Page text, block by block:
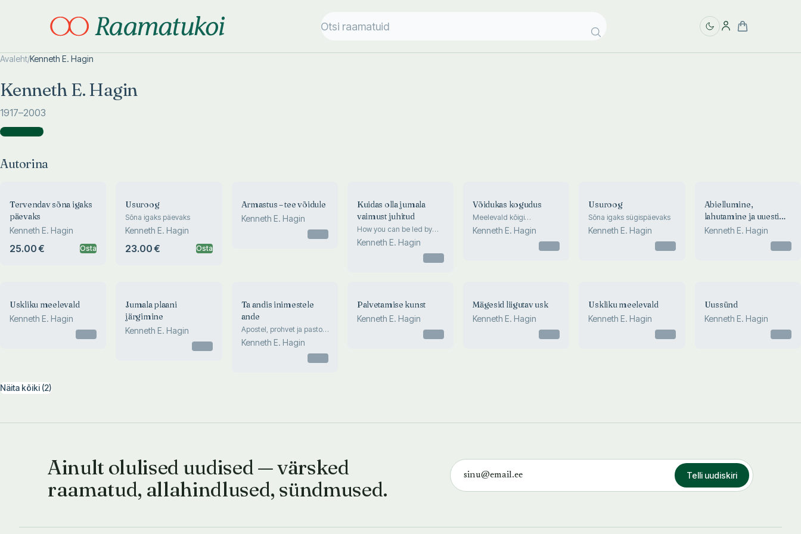
Avaleht/Kenneth E. Hagin
Kenneth E. Hagin
1917–2003
Autorina )
Autorina
Tervendav sõna igaks
päevaks
Kenneth E. Hagin
25.00 € Osta
Usuroog
Sõna igaks päevaks
Kenneth E. Hagin
23.00 € Osta
Armastus – tee võidule
Kenneth E. Hagin
Kuidas olla jumala
vaimust juhitud
How you can be led by
the Spirit of God
Kenneth E. Hagin
Võidukas kogudus
Meelevald kõigi
pimedusevägede üle
Kenneth E. Hagin
Usuroog
Sõna igaks sügispäevaks
Kenneth E. Hagin
Abiellumine,
lahutamine ja uuesti
abiellumine
Kenneth E. Hagin
Uskliku meelevald
Kenneth E. Hagin
Jumala plaani
järgimine
Kenneth E. Hagin
Ta andis inimestele
ande
Apostel, prohvet ja pastor
Piibli valguses
Kenneth E. Hagin
Palvetamise kunst
Kenneth E. Hagin
Mägesid liigutav usk
Kenneth E. Hagin
Uskliku meelevald
Kenneth E. Hagin
Uussünd
Kenneth E. Hagin
Näita kõiki (2)
Ainult olulised uudised — värsked
raamatud, allahindlused, sündmused.
Telli uudiskiri